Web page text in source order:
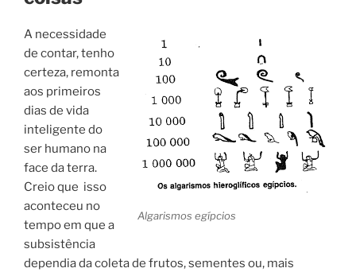
Algarismos egípcios
A necessidade
de contar, tenho
certeza, remonta
aos primeiros
dias de vida
inteligente do
ser humano na
face da terra.
Creio que isso
aconteceu no
tempo em que a
subsistência
dependia da coleta de frutos, sementes ou, mais